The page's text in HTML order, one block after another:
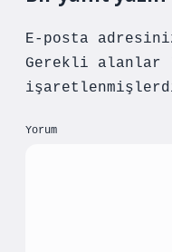
E-posta
Gerekli alanlar
Yorum